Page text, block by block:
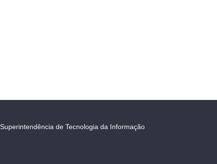
Superintendência de Tecnologia da Informação